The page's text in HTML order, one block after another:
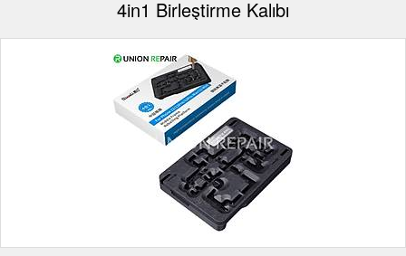
4in1 Birleştirme Kalıbı